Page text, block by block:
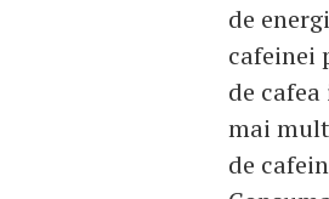
de
cafeinei
de
mai
de